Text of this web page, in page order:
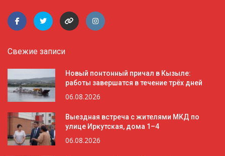
Свежие записи
Новый понтонный причал в Кызыле:
работы завершатся в течение трёх дней
06.08.2026
Выездная встреча с жителями МКД по
улице Иркутская, дома 1–4
06.08.2026